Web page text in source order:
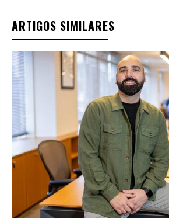
ARTIGOS SIMILARES